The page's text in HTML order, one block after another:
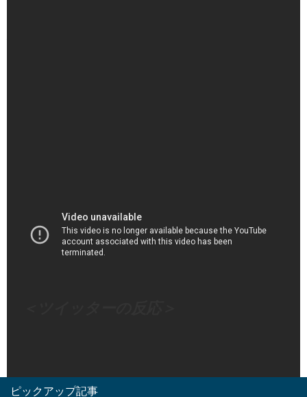
（出典 Youtube）
ピックアップ記事